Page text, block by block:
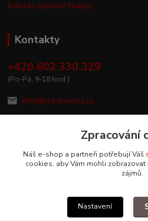
Kde nás najdete? (mapa)
Kontakty
+420 602 330 329
(Po-Pá, 9-18 hod.)
info@broukservis.cz
Upravit sběr
Zpracování
Náš e-shop a partneři potřebují Váš
cookies, aby Vám mohli zobrazovat
zájmů.
Nastavení